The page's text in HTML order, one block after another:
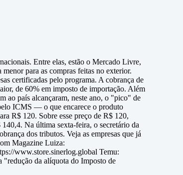
Entre elas, estão o Mercado Livre,
para as compras feitas no exterior.
certificadas pelo programa. A cobrança de
de 60% em imposto de importação. Além
ao país alcançaram, neste ano, o "pico" de
ICMS — o que encarece o produto
R$ 120. Sobre esse preço de R$ 120,
Na última sexta-feira, o secretário da
dos tributos. Veja as empresas que já
Magazine Luiza:
www.store.sinerlog.global Temu:
"redução da alíquota do Imposto de